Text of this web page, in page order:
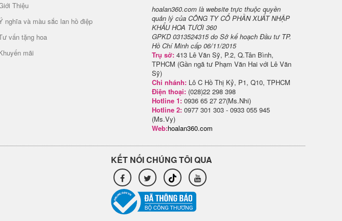
Thiệu
nghĩa và màu sắc lan hồ điệp
vấn tặng hoa
mãi
hoalan360.com là website trực thuộc quyền
quản lý của CÔNG TY CỔ PHẦN XUẤT NHẬP
KHẨU HOA TƯƠI 360
GPKD 0313524315 do Sở kế hoạch Đầu tư TP.
Hồ Chí Minh cấp 06/11/2015
Trụ sở: 413 Lê Văn Sỹ, P.2, Q.Tân Bình,
TPHCM (Gần ngã tư Phạm Văn Hai với Lê Văn
Sỹ)
Chi nhánh: Lô C Hồ Thị Kỷ, P1, Q10, TPHCM
Điện thoại: (028)22 298 398
Hotline 1: 0936 65 27 27(Ms.Nhi)
Hotline 2: 0977 301 303 - 0933 055 945
(Ms.Vy)
Web:hoalan360.com
KẾT NỐI CHÚNG TÔI QUA